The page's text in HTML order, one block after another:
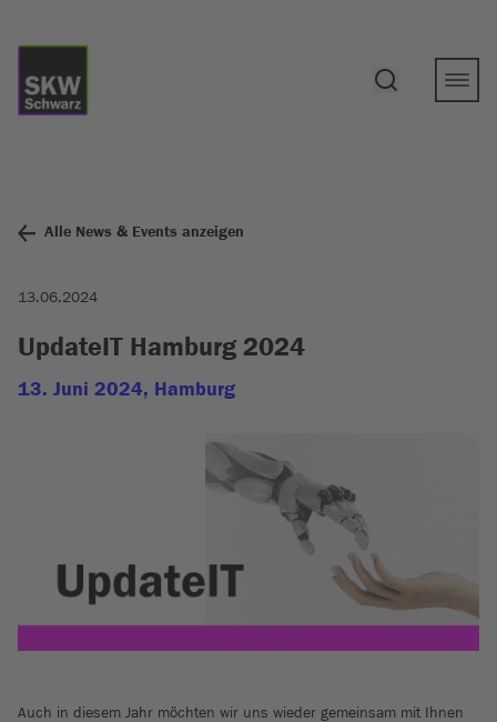
Alle News & Events anzeigen
13.06.2024
UpdateIT Hamburg 2024
13. Juni 2024, Hamburg
Auch in diesem Jahr möchten wir uns wieder gemeinsam mit Ihnen